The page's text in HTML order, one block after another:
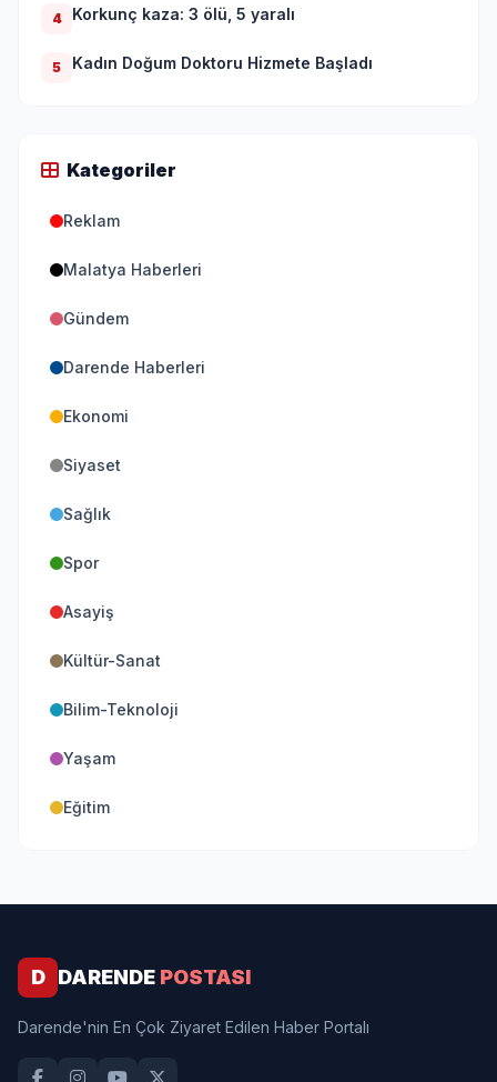
4 Korkunç kaza: 3 ölü, 5 yaralı
5 Kadın Doğum Doktoru Hizmete Başladı
Kategoriler
Reklam
Malatya Haberleri
Gündem
Darende Haberleri
Ekonomi
Siyaset
Sağlık
Spor
Asayiş
Kültür-Sanat
Bilim-Teknoloji
Yaşam
Eğitim
D DARENDE POSTASI
Darende'nin En Çok Ziyaret Edilen Haber Portalı